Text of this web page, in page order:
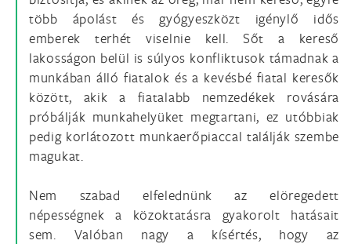
több ápolást és gyógyeszközt igénylő idős
emberek terhét viselnie kell. Sőt a kereső
lakosságon belül is súlyos konfliktusok támadnak a
munkában álló fiatalok és a kevésbé fiatal keresők
között, akik a fiatalabb nemzedékek rovására
próbálják munkahelyüket megtartani, ez utóbbiak
pedig korlátozott munkaerőpiaccal találják szembe
magukat.
Nem szabad elfelednünk az elöregedett
népességnek a közoktatásra gyakorolt hatásait
sem. Valóban nagy a kísértés, hogy az